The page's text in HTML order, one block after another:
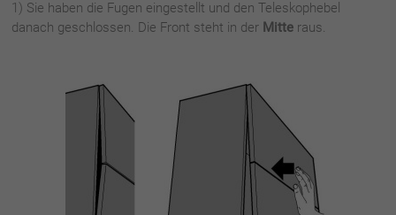
1) Sie haben die Fugen eingestellt und den Teleskophebel
danach geschlossen. Die Front steht in der Mitte raus.